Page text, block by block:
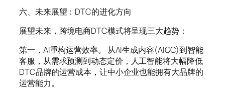
六、未来展望：DTC的进化方向
展望未来，跨境电商DTC模式将呈现三大趋势：
第一，AI重构运营效率。 从AI生成内容(AIGC)到智能
客服，从需求预测到动态定价，人工智能将大幅降低
DTC品牌的运营成本，让中小企业也能拥有大品牌的
运营能力。